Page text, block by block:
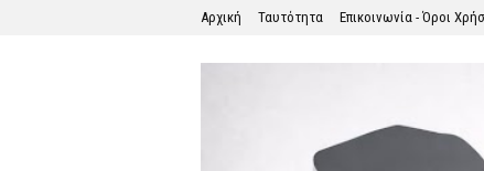
Αρχική Ταυτότητα Επικοινωνία - Όροι